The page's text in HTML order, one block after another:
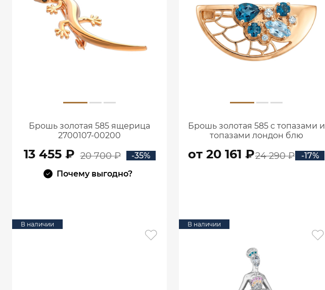
Брошь золотая 585 ящерица
2700107-00200
13 455 ₽ 20 700 ₽
-35%
Почему выгодно?
Брошь золотая 585 с топазами и
топазами лондон блю
от 20 161 ₽24 290 ₽ -17%
В наличии В наличии